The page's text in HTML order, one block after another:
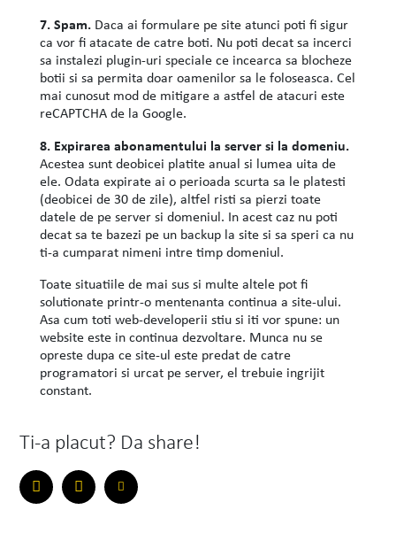
7. Spam.Daca ai formulare pe site atunci poti fi sigur
ca vor fi atacate de catre boti. Nu poti decat sa incerci
sa instalezi plugin-uri speciale ce incearca sa blocheze
botii si sa permita doar oamenilor sa le foloseasca. Cel
mai cunosut mod de mitigare a astfel de atacuri este
reCAPTCHA de la Google.
8. Expirarea abonamentului la server si la domeniu.
Acestea sunt deobicei platite anual si lumea uita de
ele. Odata expirate ai o perioada scurta sa le platesti
(deobicei de 30 de zile), altfel risti sa pierzi toate
datele de pe server si domeniul. In acest caz nu poti
decat sa te bazezi pe un backup la site si sa speri ca nu
ti-a cumparat nimeni intre timp domeniul.
Toate situatiile de mai sus si multe altele pot fi
solutionate printr-o mentenanta continua a site-ului.
Asa cum toti web-developerii stiu si iti vor spune: un
website este in continua dezvoltare. Munca nu se
opreste dupa ce site-ul este predat de catre
programatori si urcat pe server, el trebuie ingrijit
constant.
Ti-a placut? Da share!